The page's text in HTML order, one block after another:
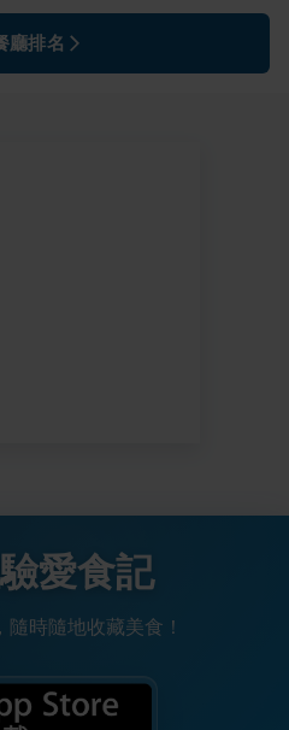
廳排名
愛食記
時隨地收藏美食！